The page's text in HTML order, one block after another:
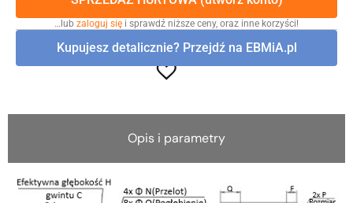
…lub zaloguj się i sprawdź niższe ceny, oraz inne korzyści!
Kupujesz detalicznie? Przejdź na EBMiA.pl
Opis i parametry